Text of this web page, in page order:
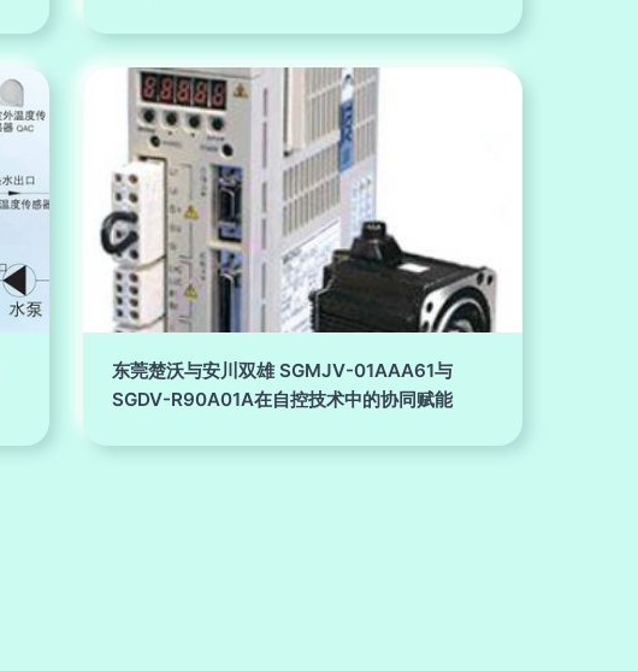
东莞楚沃与安川双雄 SGMJV-01AAA61与
SGDV-R90A01A在自控技术中的协同赋能